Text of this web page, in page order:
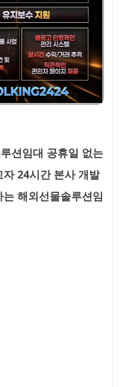
션임대 공휴일 없는
24시간 본사 개발
해외선물솔루션임